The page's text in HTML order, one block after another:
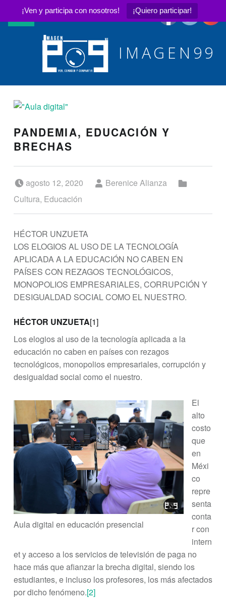
¡Ven y participa con nosotros! ¡Quiero participar!
IMAGEN99
MENÚ PRINCIPAL
PANDEMIA, EDUCACIÓN Y
BRECHAS
agosto 12, 2020 Berenice Alianza
Cultura, Educación
HÉCTOR UNZUETA
LOS ELOGIOS AL USO DE LA TECNOLOGÍA
APLICADA A LA EDUCACIÓN NO CABEN EN
PAÍSES CON REZAGOS TECNOLÓGICOS,
MONOPOLIOS EMPRESARIALES, CORRUPCIÓN Y
DESIGUALDAD SOCIAL COMO EL NUESTRO.
HÉCTOR UNZUETA[1]
Los elogios al uso de la tecnología aplicada a la
educación no caben en países con rezagos
tecnológicos, monopolios empresariales, corrupción y
desigualdad social como el nuestro.
Aula digital en educación presencial
El
alto
costo
que
en
Méxi
co
repre
senta
conta
r con
intern
et y acceso a los servicios de televisión de paga no
hace más que afianzar la brecha digital, siendo los
estudiantes, e incluso los profesores, los más afectados
por dicho fenómeno.[2]